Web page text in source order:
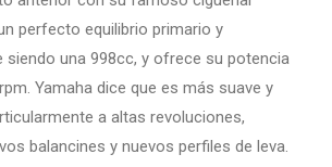
perfecto equilibrio primario y
siendo una 998cc, y ofrece su potencia
Yamaha dice que es más suave y
a altas revoluciones,
balancines y nuevos perfiles de leva.